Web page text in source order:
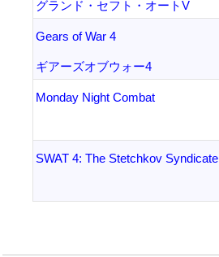
グランド・セフト・オートV
Gears of War 4
ギアーズオブウォー4
Monday Night Combat
SWAT 4: The Stetchkov Syndicate